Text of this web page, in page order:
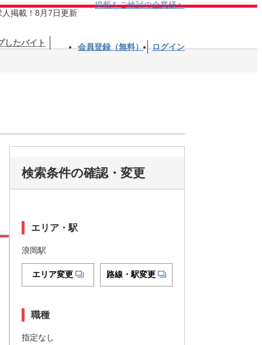
人掲載！8月7日更新
掲載をご検討の企業様へ
したバイト 会員登録（無料） ログイン
検索条件の確認・変更
エリア・駅
浪岡駅
エリア変更 路線・駅変更
職種
指定なし